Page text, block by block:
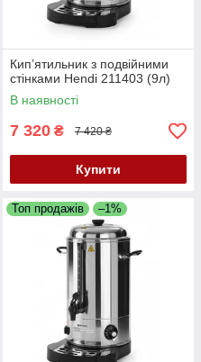
Кип’ятильник з подвійними
стінками Hendi 211403 (9л)
В наявності
7 320 ₴ 7 420 ₴
Купити
Топ продажів –1%